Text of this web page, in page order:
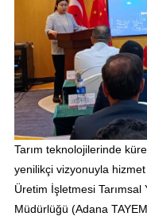
Tarım teknolojilerinde
yenilikçi vizyonuyla
Üretim İşletmesi
Müdürlüğü (Adana